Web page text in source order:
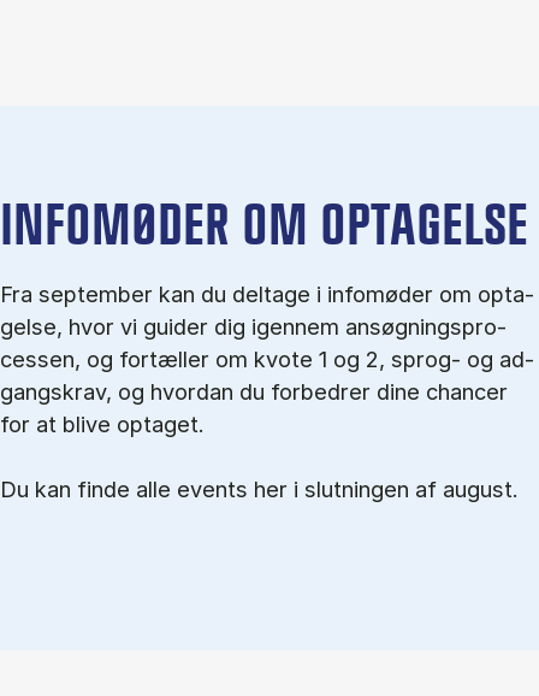
IN­FO­MØ­DER OM OP­TA­GEL­SE
Fra september kan du del­tage i in­fo­mø­der om op­ta­
gel­se, hvor vi gu­i­der dig igen­nem an­søg­nings­pro­
ces­sen, og for­tæl­ler om kvo­te 1 og 2, sprog- og ad­
gangs­krav, og hvordan du forbedrer dine chancer
for at blive optaget.
Du kan finde alle events her i slutningen af august.